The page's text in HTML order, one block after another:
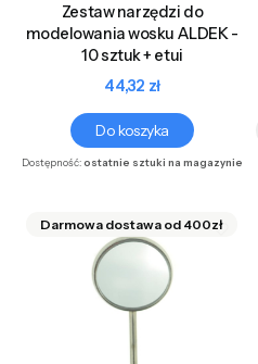
Zestaw narzędzi do
modelowania wosku ALDEK -
10 sztuk + etui
Cena
44,32 zł
Do koszyka
Dostępność:ostatnie sztuki na magazynie